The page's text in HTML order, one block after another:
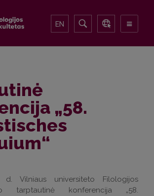
EN
„58.
d. Vilniaus universiteto Filologijos
tarptautinė konferencija „58.